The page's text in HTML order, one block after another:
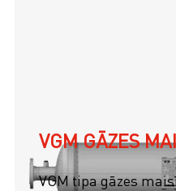
VGM GĀZES
VGM tipa gāzes